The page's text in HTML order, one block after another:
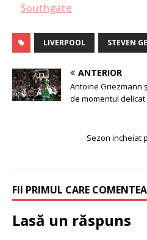
Southgate
LIVERPOOL STEVEN
ANTERIOR
Antoine Griezmann
de momentul
Sezon incheiat
FII PRIMUL CARE
Lasă un răspuns